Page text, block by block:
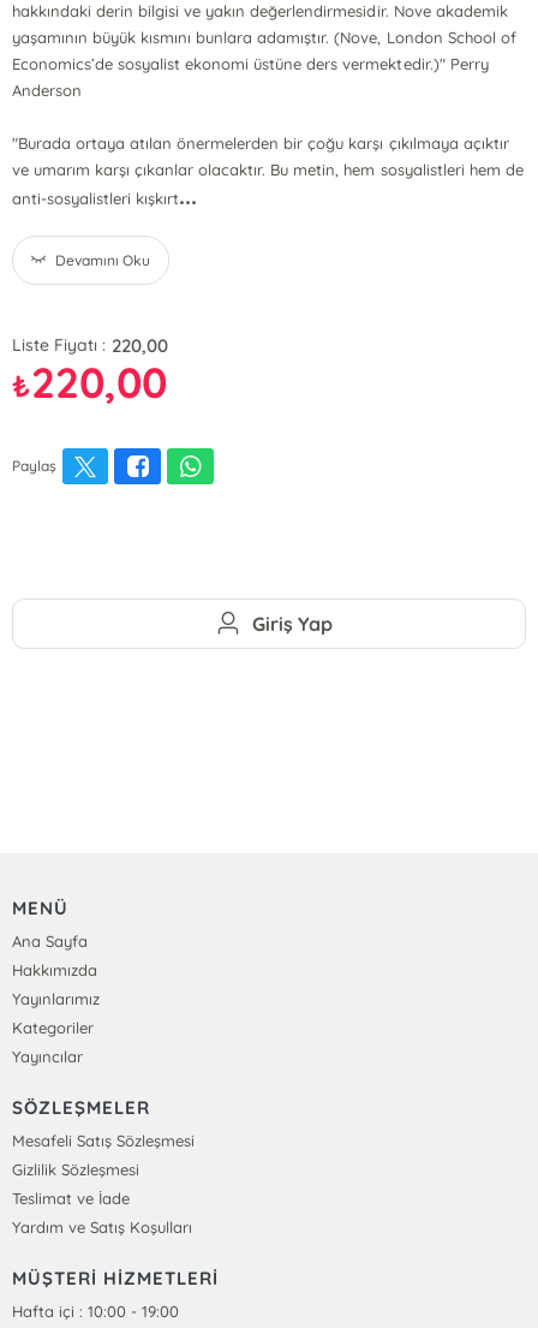
hakkındaki derin bilgisi ve yakın değerlendirmesidir. Nove akademik
yaşamının büyük kısmını bunlara adamıştır. (Nove, London School of
Economics’de sosyalist ekonomi üstüne ders vermektedir.)" Perry
Anderson
"Burada ortaya atılan önermelerden bir çoğu karşı çıkılmaya açıktır
ve umarım karşı çıkanlar olacaktır. Bu metin, hem sosyalistleri hem de
anti-sosyalistleri kışkırt...
Devamını Oku
Liste Fiyatı : 220,00
₺220,00
Paylaş
Giriş Yap
MENÜ
Ana Sayfa
Hakkımızda
Yayınlarımız
Kategoriler
Yayıncılar
SÖZLEŞMELER
Mesafeli Satış Sözleşmesi
Gizlilik Sözleşmesi
Teslimat ve İade
Yardım ve Satış Koşulları
MÜŞTERİ HİZMETLERİ
Hafta içi : 10:00 - 19:00